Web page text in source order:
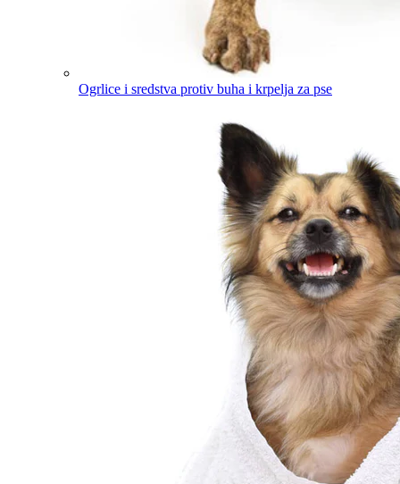
Ogrlice i sredstva protiv buha i krpelja za pse